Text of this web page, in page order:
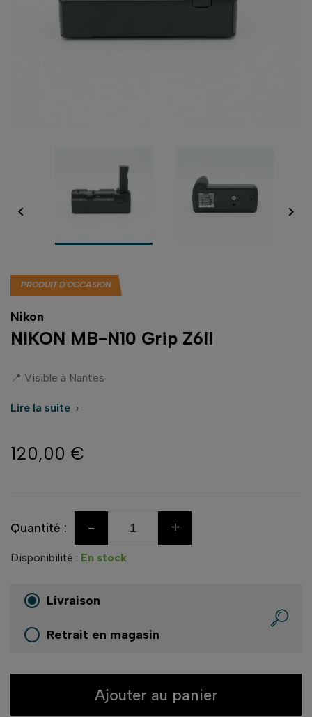
 
PRODUIT D'OCCASION
Nikon
NIKON MB-N10 Grip Z6II
📍 Visible à Nantes
Lire la suite 
120,00 €
Quantité : - +
Disponibilité : En stock
Livraison
Retrait en magasin
Ajouter au panier